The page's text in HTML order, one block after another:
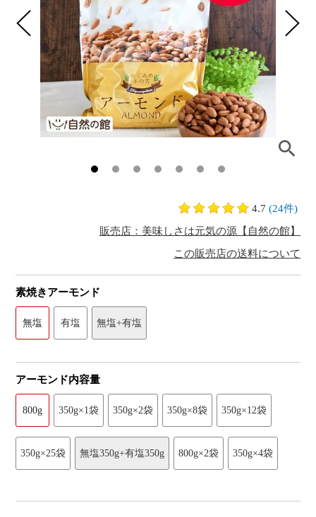
4.7 (24件)
販売店：美味しさは元気の源【自然の館】
この販売店の送料について
素焼きアーモンド
無塩 有塩 無塩+有塩
アーモンド内容量
800g 350g×1袋 350g×2袋 350g×8袋 350g×12袋
350g×25袋 無塩350g+有塩350g 800g×2袋 350g×4袋